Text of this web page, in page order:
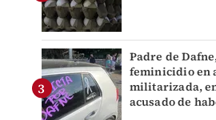
Padre de
feminicidio en
militarizada,
acusado de